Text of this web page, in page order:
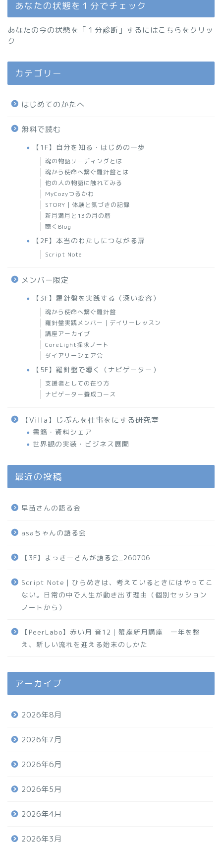
あなたの状態を１分でチェック
あなたの今の状態を「１分診断」するにはこちらをクリッ
ク
カテゴリー
はじめてのかたへ
無料で読む
【1F】自分を知る・はじめの一歩
魂の物語リーディングとは
魂から使命へ繋ぐ羅針盤とは
他の人の物語に触れてみる
MyCozyつるかわ
STORY｜体験と気づきの記録
新月満月と13の月の暦
聴くBlog
【2F】本当のわたしにつながる扉
Script Note
メンバー限定
【3F】羅針盤を実践する（深い変容）
魂から使命へ繋ぐ羅針盤
羅針盤実践メンバー｜デイリーレッスン
講座アーカイブ
CoreLight探求ノート
ダイアリーシェア会
【5F】羅針盤で導く（ナビゲーター）
支援者としての在り方
ナビゲーター養成コース
【Villa】じぶんを仕事をにする研究室
書籍・資料シェア
世界観の実装・ビジネス展開
最近の投稿
早苗さんの語る会
asaちゃんの語る会
【3F】まっきーさんが語る会_260706
Script Note｜ひらめきは、考えているときにはやってこ
ない。日常の中で人生が動き出す理由（個別セッション
ノートから）
【PeerLabo】赤い月 音12｜蟹座新月講座 一年を整
え、新しい流れを迎える始末のしかた
アーカイブ
2026年8月
2026年7月
2026年6月
2026年5月
2026年4月
2026年3月